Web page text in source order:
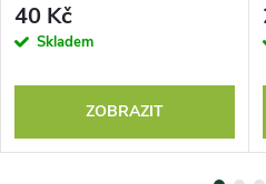
40 Kč
Skladem
ZOBRAZIT